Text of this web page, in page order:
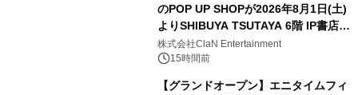
のPOP UP SHOPが2026年8月1日(土)
よりSHIBUYA TSUTAYA 6階 IP書店で
開催決定！！
株式会社ClaN Entertainment
15時間前
【グランドオープン】エニタイムフィ